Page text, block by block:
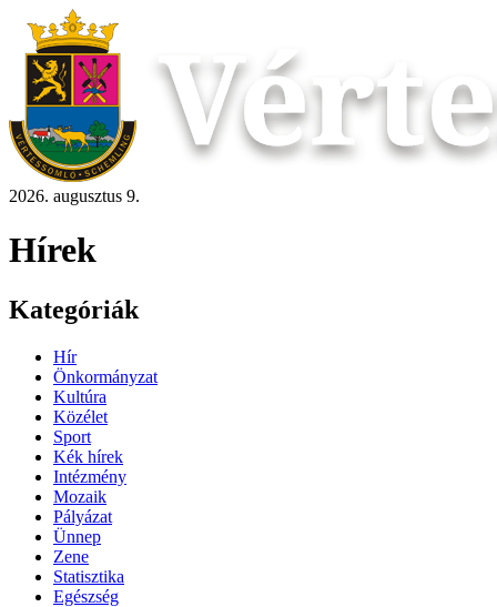
2026. augusztus 9.
Hírek
Kategóriák
Hír
Önkormányzat
Kultúra
Közélet
Sport
Kék hírek
Intézmény
Mozaik
Pályázat
Ünnep
Zene
Statisztika
Egészség